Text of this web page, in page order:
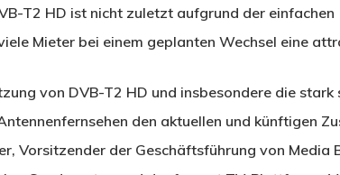
T2 HD ist nicht zuletzt aufgrund der einfachen
Mieter bei einem geplanten Wechsel eine
von DVB-T2 HD und insbesondere die
den aktuellen und künftigen
Vorsitzender der Geschäftsführung von Media